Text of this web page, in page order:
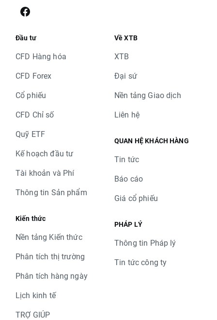
Đầu tư
CFD Hàng hóa
CFD Forex
Cổ phiếu
CFD Chỉ số
Quỹ ETF
Kế hoạch đầu tư
Tài khoản và Phí
Thông tin Sản phẩm
Kiến thức
Nền tảng Kiến thức
Phân tích thị trường
Phân tích hàng ngày
Lịch kinh tế
TRỢ GIÚP
Về XTB
XTB
Đại sứ
Nền tảng Giao dịch
Liên hệ
QUAN HỆ KHÁCH HÀNG
Tin tức
Báo cáo
Giá cổ phiếu
PHÁP LÝ
Thông tin Pháp lý
Tin tức công ty